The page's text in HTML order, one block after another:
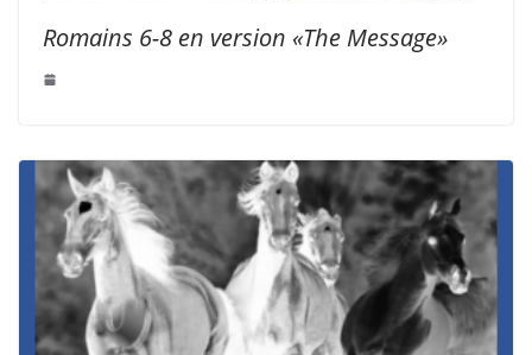
Romains 6-8 en version «The Message»